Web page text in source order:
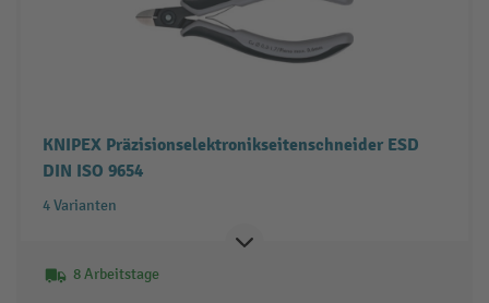
KNIPEX Präzisionselektronikseitenschneider ESD
DIN ISO 9654
4 Varianten
8 Arbeitstage